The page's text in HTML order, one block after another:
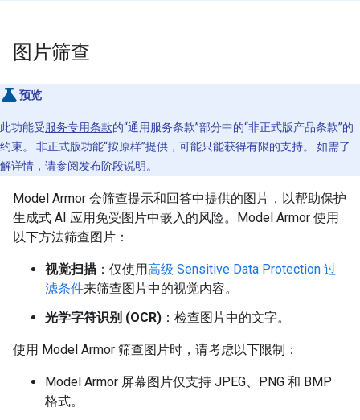
图片筛查
预览
此功能受服务专用条款的“通用服务条款”部分中的“非正式版产品条款”的
约束。 非正式版功能“按原样”提供，可能只能获得有限的支持。 如需了
解详情，请参阅发布阶段说明 。
Model Armor 会筛查提示和回答中提供的图片，以帮助保护
生成式 AI 应用免受图片中嵌入的风险。Model Armor 使用
以下方法筛查图片：
视觉扫描 ：仅使用高级 Sensitive Data Protection 过
滤条件来筛查图片中的视觉内容。
光学字符识别 (OCR) ：检查图片中的文字。
使用 Model Armor 筛查图片时，请考虑以下限制：
Model Armor 屏幕图片仅支持 JPEG、PNG 和 BMP
格式。